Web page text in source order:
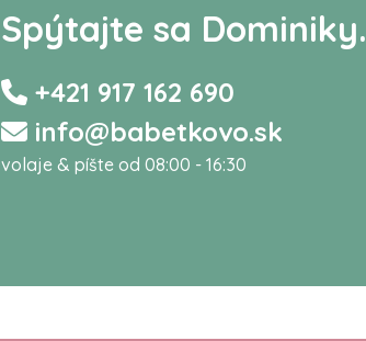
Spýtajte sa Dominiky.
+421 917 162 690
info@babetkovo.sk
volaje & píšte od 08:00 - 16:30